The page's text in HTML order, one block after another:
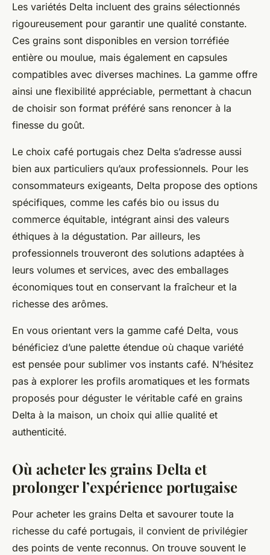
Les variétés Delta incluent des grains sélectionnés
rigoureusement pour garantir une qualité constante.
Ces grains sont disponibles en version torréfiée
entière ou moulue, mais également en capsules
compatibles avec diverses machines. La gamme offre
ainsi une flexibilité appréciable, permettant à chacun
de choisir son format préféré sans renoncer à la
finesse du goût.
Le choix café portugais chez Delta s’adresse aussi
bien aux particuliers qu’aux professionnels. Pour les
consommateurs exigeants, Delta propose des options
spécifiques, comme les cafés bio ou issus du
commerce équitable, intégrant ainsi des valeurs
éthiques à la dégustation. Par ailleurs, les
professionnels trouveront des solutions adaptées à
leurs volumes et services, avec des emballages
économiques tout en conservant la fraîcheur et la
richesse des arômes.
En vous orientant vers la gamme café Delta, vous
bénéficiez d’une palette étendue où chaque variété
est pensée pour sublimer vos instants café. N’hésitez
pas à explorer les profils aromatiques et les formats
proposés pour déguster le véritable café en grains
Delta à la maison, un choix qui allie qualité et
authenticité.
Où acheter les grains Delta et
prolonger l’expérience portugaise
Pour acheter les grains Delta et savourer toute la
richesse du café portugais, il convient de privilégier
des points de vente reconnus. On trouve souvent le